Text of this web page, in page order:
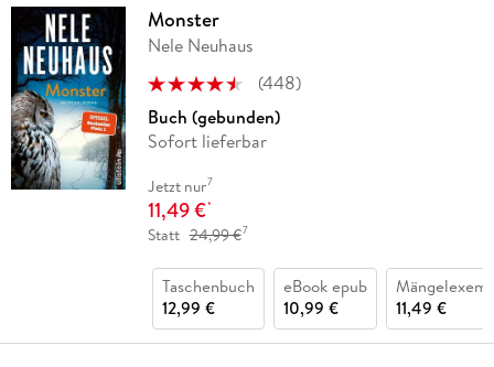
Monster
Nele Neuhaus
(448)
Buch (gebunden)
Sofort lieferbar
Jetzt nur7
11,49 €*
Statt 24,99 €7
Taschenbuch
12,99 €
eBook epub
10,99 €
11,49 €